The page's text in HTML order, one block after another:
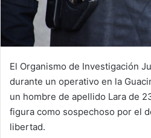
El Organismo de Investigación
durante un operativo en la
un hombre de apellido Lara de
figura como sospechoso por el
libertad.